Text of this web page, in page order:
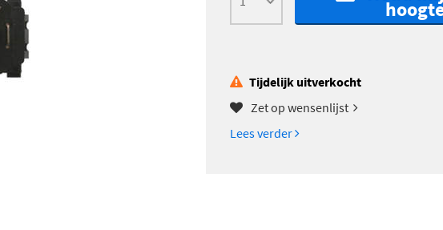
Tijdelijk uitverkocht
Zet op wensenlijst
Lees verder